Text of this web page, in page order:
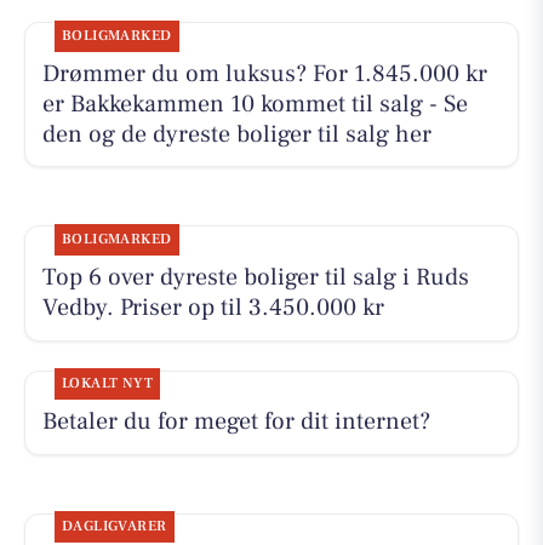
BOLIGMARKED
Drømmer du om luksus? For 1.845.000 kr
er Bakkekammen 10 kommet til salg - Se
den og de dyreste boliger til salg her
BOLIGMARKED
Top 6 over dyreste boliger til salg i Ruds
Vedby. Priser op til 3.450.000 kr
LOKALT NYT
Betaler du for meget for dit internet?
DAGLIGVARER